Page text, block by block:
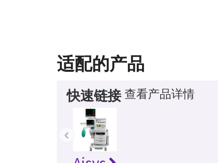
适配的产品
快速链接 查看产品详情
‹